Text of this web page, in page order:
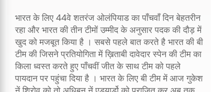
भारत के लिए 44वे शतरंज ओलंपियाड का पाँचवाँ दिन बेहतरीन
रहा और भारत की तीन टीमों उम्मीद के अनुसार पदक की दौड़ में
खुद को मजबूत किया है । सबसे पहले बात करते है भारत की बी
टीम की जिसने प्रतियोगिता में ख़िताबी दावेदार स्पेन की टीम का
किला ध्वस्त करते हुए पाँचवीं जीत के साथ टीम को पहले
पायदान पर पहुंचा दिया है । भारत के लिए बी टीम में आज गुकेश